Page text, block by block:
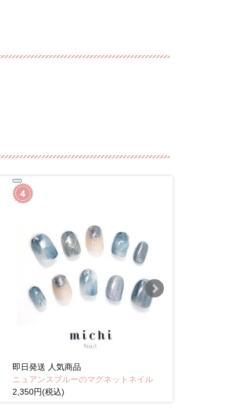
即日発送 人気商品
ニュアンスブルーのマグネットネイル
2,350円(税込)